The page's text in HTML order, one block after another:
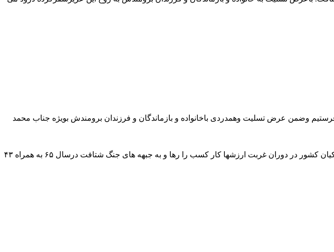
وضمن عرض تسلیت وهمدردی باخانواده و بازماندگان و فرزندان برومندش بویژه جناب محمد
لازم به توضیح است شهید والامقام علی محمد گله بسیاری از بازاریان خوش نام ازنا بود که جهت دفاع از کیان کشور در دوران غربت ارزشها کار کسب را رها و به جبهه های جنگ شتافت درسال ۶۵ به همراه ۴۳